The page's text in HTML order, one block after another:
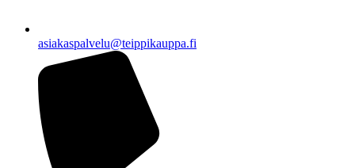
asiakaspalvelu@teippikauppa.fi